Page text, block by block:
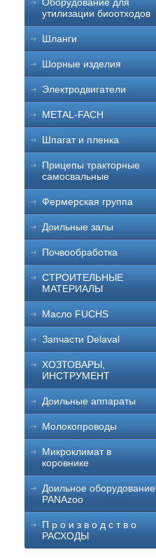
утилизации биоотходов
Шланги
Шорные изделия
Электродвигатели
METAL-FACH
Шпагат и пленка
Прицепы тракторные
самосвальные
Фермерская группа
Доильные залы
Почвообработка
СТРОИТЕЛЬНЫЕ
МАТЕРИАЛЫ
Масло FUCHS
Запчасти Delaval
ХОЗТОВАРЫ,
ИНСТРУМЕНТ
Доильные аппараты
Молокопроводы
Микроклимат в
коровнике
Доильное оборудование
PANAzoo
П р о и з в о д с т в о
РАСХОДЫ